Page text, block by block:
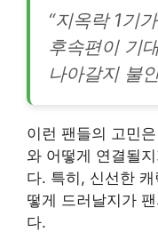
“지옥락 1기
후속편이 기
나아갈지 불
이런 팬들의 고민은
와 어떻게 연결될
다. 특히, 신선한
떻게 드러날지가
다.